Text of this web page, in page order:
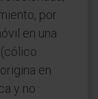
por
en una
en
y no